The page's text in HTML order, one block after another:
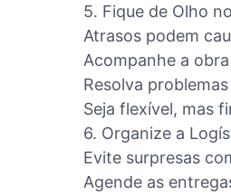
5. Fique de Olho
Atrasos podem
Acompanhe a
Resolva
Seja flexível, mas
6. Organize a
Evite surpresas
Agende as